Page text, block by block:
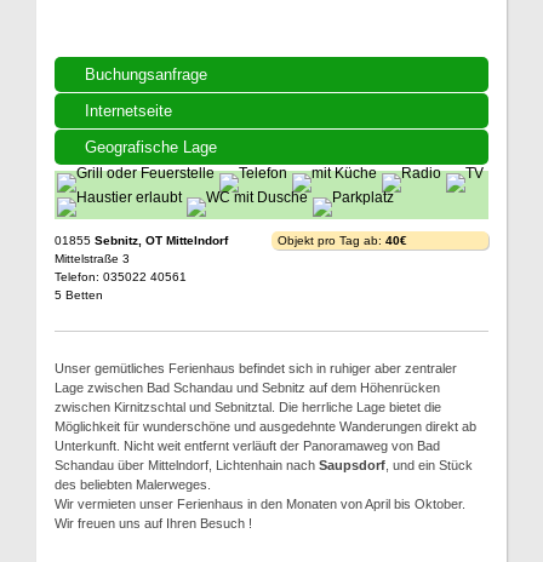
Buchungsanfrage
Internetseite
Geografische Lage
01855 Sebnitz, OT Mittelndorf
Mittelstraße 3
Telefon: 035022 40561
5 Betten
Objekt pro Tag ab: 40€
Unser gemütliches Ferienhaus befindet sich in ruhiger aber zentraler
Lage zwischen Bad Schandau und Sebnitz auf dem Höhenrücken
zwischen Kirnitzschtal und Sebnitztal. Die herrliche Lage bietet die
Möglichkeit für wunderschöne und ausgedehnte Wanderungen direkt ab
Unterkunft. Nicht weit entfernt verläuft der Panoramaweg von Bad
Schandau über Mittelndorf, Lichtenhain nach Saupsdorf , und ein Stück
des beliebten Malerweges.
Wir vermieten unser Ferienhaus in den Monaten von April bis Oktober.
Wir freuen uns auf Ihren Besuch !